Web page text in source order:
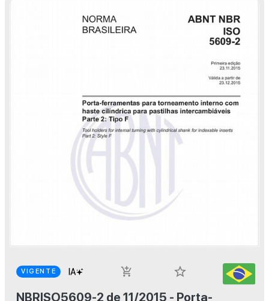
VIGENTE add_shopping_cart
star_border
NBRISO5609-2 de 11/2015 - Porta-